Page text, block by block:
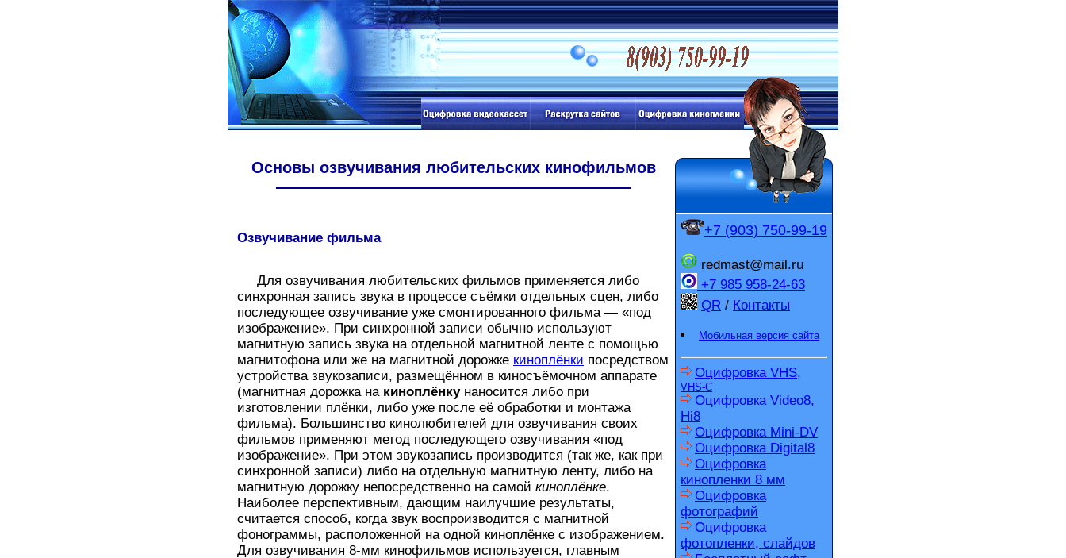
Основы озвучивания любительских кинофильмов
Озвучивание фильма
Для озвучивания любительских фильмов применяется либо
синхронная запись звука в процессе съёмки отдельных сцен, либо
последующее озвучивание уже смонтированного фильма — «под
изображение». При синхронной записи обычно используют
магнитную запись звука на отдельной магнитной ленте с помощью
магнитофона или же на магнитной дорожке киноплёнки посредством
устройства звукозаписи, размещённом в киносъёмочном аппарате
(магнитная дорожка на киноплёнкунаносится либо при
изготовлении плёнки, либо уже после её обработки и монтажа
фильма). Большинство кинолюбителей для озвучивания своих
фильмов применяют метод последующего озвучивания «под
изображение». При этом звукозапись производится (так же, как при
синхронной записи) либо на отдельную магнитную ленту, либо на
магнитную дорожку непосредственно на самой киноплёнке.
Наиболее перспективным, дающим наилучшие результаты,
считается способ, когда звук воспроизводится с магнитной
фонограммы, расположенной на одной киноплёнке с изображением.
Для озвучивания 8-мм кинофильмов используется, главным
+7 (903) 750-99-19
redmast@mail.ru
+7 985 958-24-63
QR / Контакты
Мобильная версия сайта
Оцифровка VHS,
VHS-C
Оцифровка Video8,
Hi8
Оцифровка Mini-DV
Оцифровка Digital8
Оцифровка
кинопленки 8 мм
Оцифровка
фотографий
Оцифровка
фотопленки, слайдов